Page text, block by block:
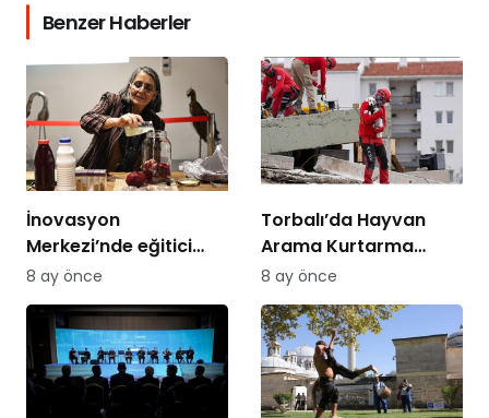
Benzer Haberler
İnovasyon
Merkezi’nde eğitici
atölyeler sürüyor
8 ay önce
Torbalı’da Hayvan
Arama Kurtarma
Eğitimi
8 ay önce